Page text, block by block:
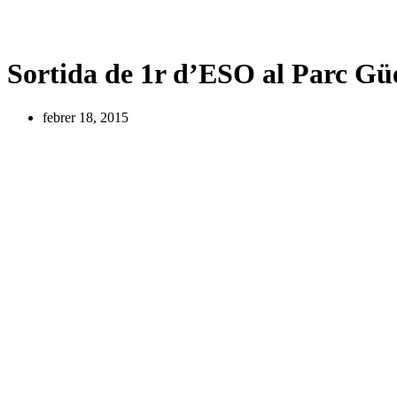
Sortida de 1r d’ESO al Parc
febrer 18, 2015